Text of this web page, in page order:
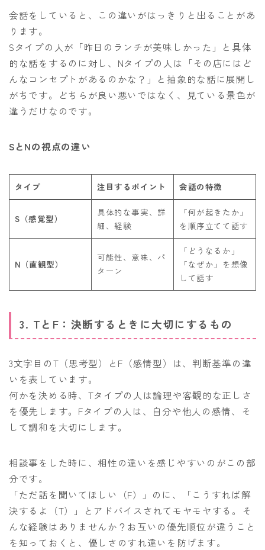
会話をしていると、この違いがはっきりと出ることがあ
ります。
Sタイプの人が「昨日のランチが美味しかった」と具体
的な話をするのに対し、Nタイプの人は「その店にはど
んなコンセプトがあるのかな？」と抽象的な話に展開し
がちです。どちらが良い悪いではなく、見ている景色が
違うだけなのです。
SとNの視点の違い
タイプ 注目するポイント 会話の特徴
S（感覚型）
具体的な事実、詳
細、経験
「何が起きたか」
を順序立てて話す
N（直観型）
可能性、意味、パ
ターン
「どうなるか」
「なぜか」を想像
して話す
3. TとF：決断するときに大切にするもの
3文字目のT（思考型）とF（感情型）は、判断基準の違
いを表しています。
何かを決める時、Tタイプの人は論理や客観的な正しさ
を優先します。Fタイプの人は、自分や他人の感情、そ
して調和を大切にします。
相談事をした時に、相性の違いを感じやすいのがこの部
分です。
「ただ話を聞いてほしい（F）」のに、「こうすれば解
決するよ（T）」とアドバイスされてモヤモヤする。そ
んな経験はありませんか？お互いの優先順位が違うこと
を知っておくと、優しさのすれ違いを防げます。